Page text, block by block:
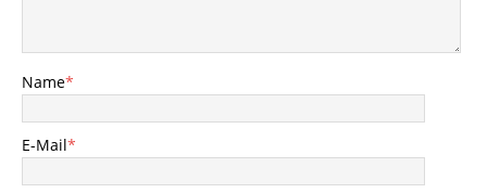
Name*
E-Mail*